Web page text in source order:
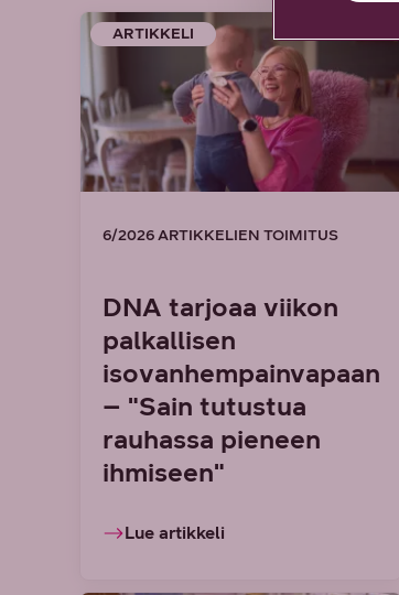
ARTIKKELI
6/2026 ARTIKKELIEN TOIMITUS
DNA tarjoaa viikon
palkallisen
isovanhempainvapaan
– "Sain tutustua
rauhassa pieneen
ihmiseen"
Lue artikkeli